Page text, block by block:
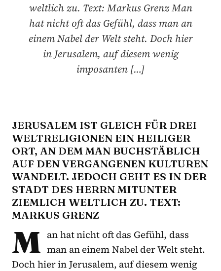
weltlich zu. Text: Markus Grenz Man
hat nicht oft das Gefühl, dass man an
einem Nabel der Welt steht. Doch hier
in Jerusalem, auf diesem wenig
imposanten […]
JERUSALEM IST GLEICH FÜR DREI
WELTRELIGIONEN EIN HEILIGER
ORT, AN DEM MAN BUCHSTÄBLICH
AUF DEN VERGANGENEN KULTUREN
WANDELT. JEDOCH GEHT ES IN DER
STADT DES HERRN MITUNTER
ZIEMLICH WELTLICH ZU. TEXT:
MARKUS GRENZ
M an hat nicht oft das Gefühl, dass
man an einem Nabel der Welt steht.
Doch hier in Jerusalem, auf diesem wenig